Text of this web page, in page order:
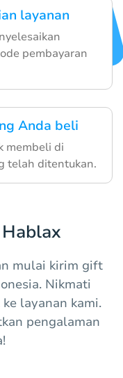
layanan
pembayaran
Anda beli
membeli di
telah ditentukan.
mulai kirim gift
Nikmati
layanan kami.
pengalaman